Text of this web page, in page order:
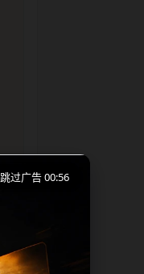
跳过广告 00:56